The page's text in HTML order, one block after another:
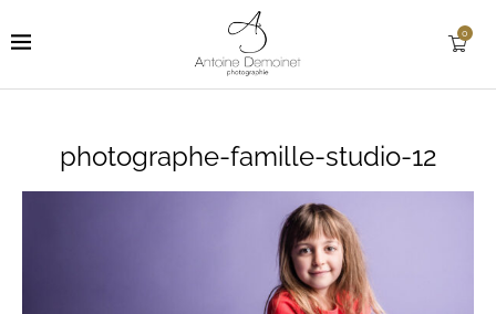
0
photographe-famille-studio-12